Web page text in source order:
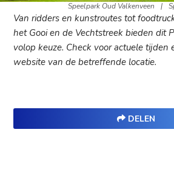
Speelpark Oud Valkenveen |
Van ridders en kunstroutes tot
het Gooi en de Vechtstreek bieden dit
volop keuze. Check voor actuele tijden
website van de betreffende locatie.
DELEN